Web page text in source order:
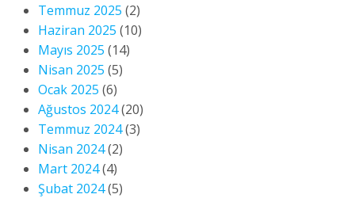
Temmuz 2025 (2)
Haziran 2025 (10)
Mayıs 2025 (14)
Nisan 2025 (5)
Ocak 2025 (6)
Ağustos 2024(20)
Temmuz 2024(3)
Nisan 2024(2)
Mart 2024(4)
Şubat 2024(5)